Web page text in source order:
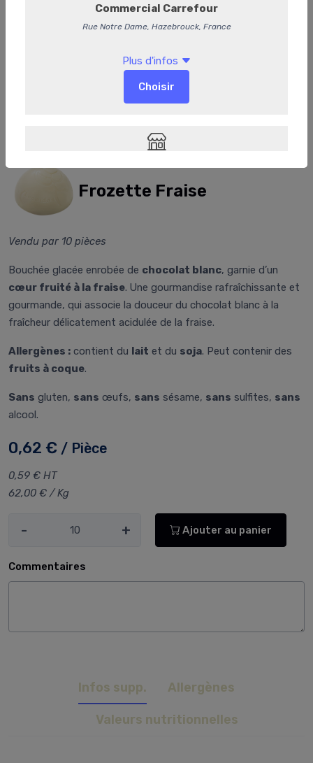
Frozette Fraise
Vendu par 10 pièces
Bouchée glacée enrobée de chocolat blanc, garnie d’un
cœur fruité à la fraise. Une gourmandise rafraîchissante et
gourmande, qui associe la douceur du chocolat blanc à la
fraîcheur délicatement acidulée de la fraise.
Allergènes : contient du lait et du soja. Peut contenir des
fruits à coque.
Sans gluten, sans œufs, sans sésame, sans sulfites, sans
alcool.
0,62 € / Pièce
0,59 € HT
62,00 € / Kg
- + Ajouter au panier
Commentaires
Infos supp. Allergènes
Valeurs nutritionnelles